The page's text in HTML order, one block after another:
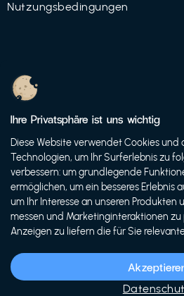
Nutzungsbedingungen
© 2021 FutureBens GmbH
Ihre Privatsphäre ist uns wichtig
Diese Website verwendet Cookies und
Technologien, um Ihr Surferlebnis zu
verbessern: um grundlegende
ermöglichen, um ein besseres Erlebnis
um Ihr Interesse an unseren Produkten
messen und Marketinginteraktionen zu
Anzeigen zu liefern die für Sie